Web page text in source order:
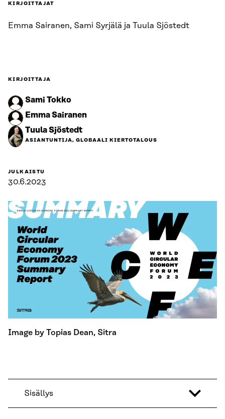
KIRJOITTAJAT
Emma Sairanen, Sami Syrjälä ja Tuula Sjöstedt
KIRJOITTAJA
Sami Tokko
Emma Sairanen
Tuula Sjöstedt
ASIANTUNTIJA, GLOBAALI KIERTOTALOUS
JULKAISTU
30.6.2023
Image by Topias Dean, Sitra
Sisällys